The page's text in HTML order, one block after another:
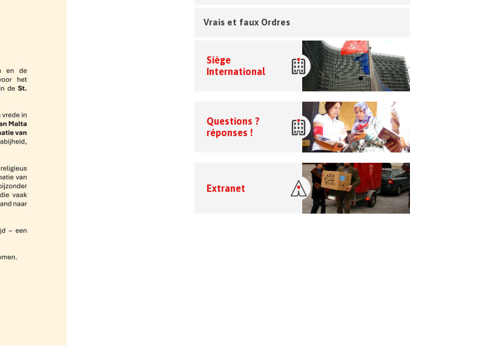
Vrais et faux Ordres
Siège
International
Questions ?
réponses !
Extranet